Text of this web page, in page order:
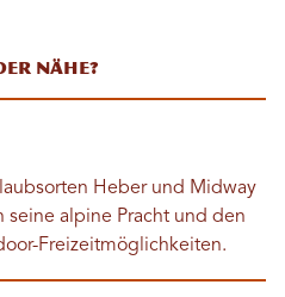
Nähe?
Heber und Midway
seine alpine Pracht und den
Freizeitmöglichkeiten.